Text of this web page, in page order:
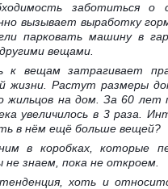
заботиться о
вызывает выработку
парковать машину в
вещами.
к вещам затрагивает
жизни. Растут размеры
жильцов на дом. За 60 лет
увеличилось в 3 раза.
в нём ещё больше вещей?
в коробках, которые
не знаем, пока не откроем.
хоть и